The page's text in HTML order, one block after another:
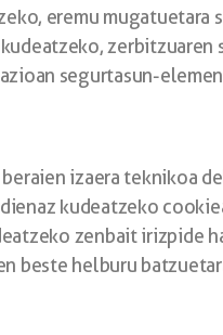
eremu mugatuetara
segurtasun-
izaera
kudeatzeko
zenbait irizpide
beste helburu